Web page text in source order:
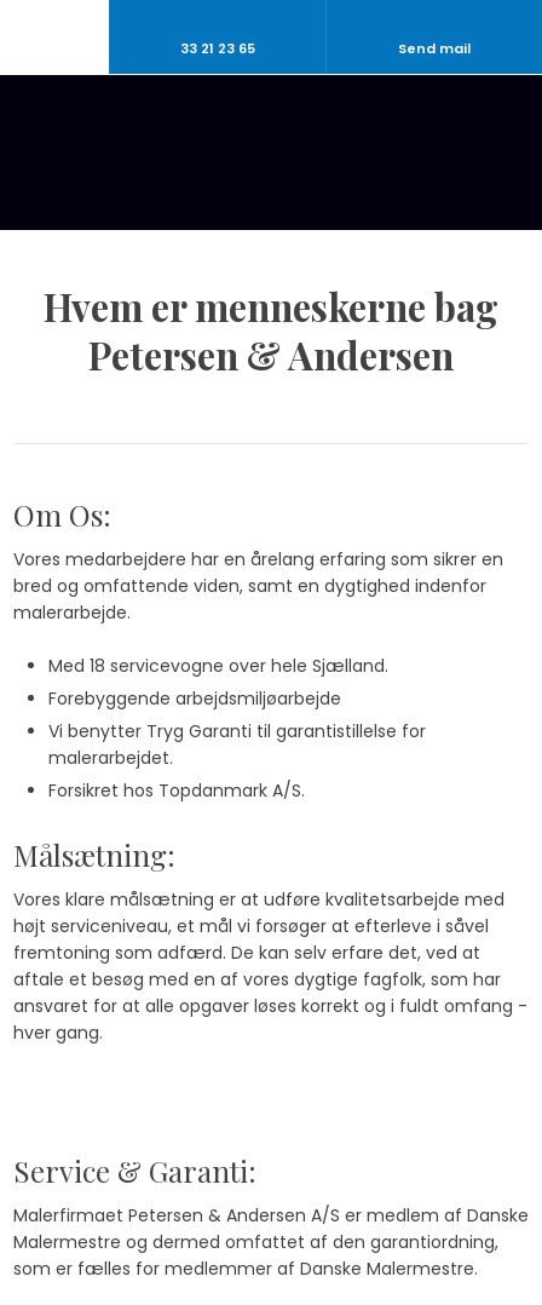
33 21 23 65 Send mail
Hvem er menneskerne bag
Petersen & Andersen​
Om Os:
​Vores medarbejdere har en årelang erfaring som sikrer en
bred og omfattende viden, samt en dygtighed indenfor
malerarbejde.
​Med 18 servicevogne over hele Sjælland.
Forebyggende arbejdsmiljøarbejde
Vi benytter Tryg Garanti til garantistillelse for
malerarbejdet.
Forsikret hos Topdanmark A/S.
Målsætning:
Vores klare målsætning er at udføre kvalitetsarbejde med
højt serviceniveau, et mål vi forsøger at efterleve i såvel
fremtoning som adfærd. De kan selv erfare det, ved at
aftale et besøg med en af vores dygtige fagfolk, som har
ansvaret for at alle opgaver løses korrekt og i fuldt omfang -
hver gang.
​Service & Garanti:
​Malerfirmaet Petersen & Andersen A/S er medlem af Danske
Malermestre og dermed omfattet af den garantiordning,
som er fælles for medlemmer af Danske Malermestre.